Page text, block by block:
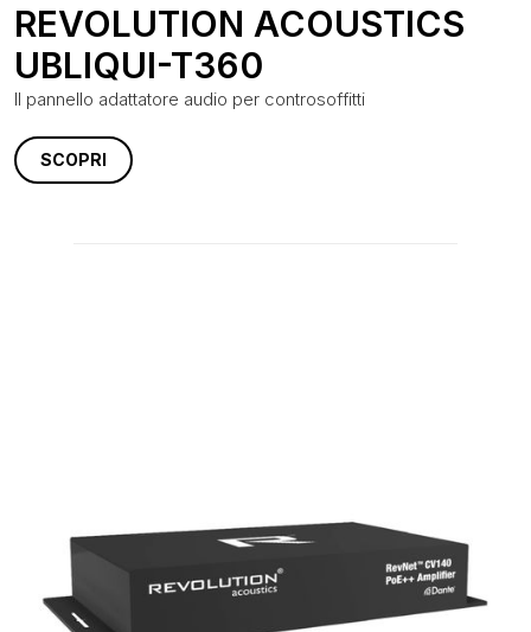
REVOLUTION ACOUSTICS
UBLIQUI-T360
Il pannello adattatore audio per controsoffitti
SCOPRI